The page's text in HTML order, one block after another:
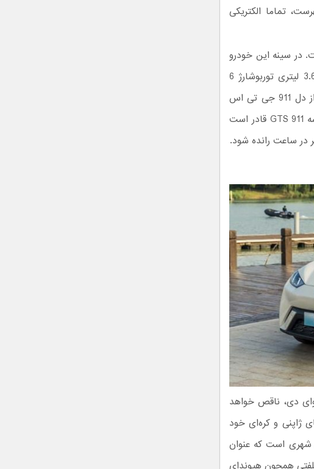
تماما الکتریکی
پرفورمنس سال، 169 هزار و 800 دلار است. در سینه این خودرو
قوای فنی هیبریدی جاخوش کرده که متشکل از یک موتور درون سوز 3.6 لیتری توربوشارژ 6
سیلندر و یک موتور الکتریکی کوچک با باتری است. مجموع قدرتی که از دل 911 جی تی اس
بیرون می‌آید، 540 اسب بخار قدرت و 608 نیوتن متر گشتاور است. پورشه 911 GTS قادر است
دی، ناقص خواهد
ژاپنی و کره‌ای خود
شهری است که عنوان
گردن کلفتی همچون هیوندای